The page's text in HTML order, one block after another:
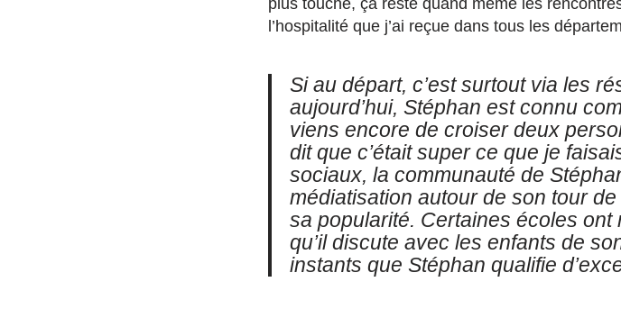
plus touché, ça reste quand même les
l’hospitalité que j’ai reçue dans tous les
Si au départ, c’est surtout via les
aujourd’hui, Stéphan est connu
viens encore de croiser deux
ditque c’était super ce que je
sociaux, la communauté de
médiatisation autour de son tour
sa popularité. Certaines écoles ont
qu’il discute avec les enfants de
instants que Stéphan qualifie